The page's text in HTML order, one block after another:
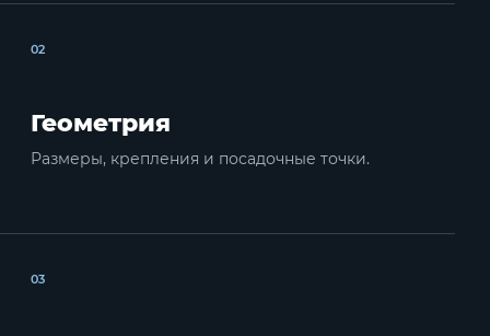
02
Геометрия
Размеры, крепления и посадочные точки.
03